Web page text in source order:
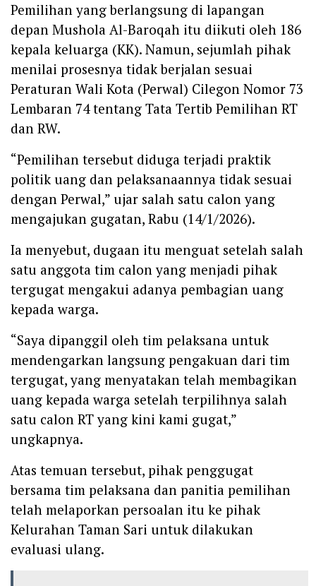
Pemilihan yang berlangsung di lapangan
depan Mushola Al-Baroqah itu diikuti oleh 186
kepala keluarga (KK). Namun, sejumlah pihak
menilai prosesnya tidak berjalan sesuai
Peraturan Wali Kota (Perwal) Cilegon Nomor 73
Lembaran 74 tentang Tata Tertib Pemilihan RT
dan RW.
“Pemilihan tersebut diduga terjadi praktik
politik uang dan pelaksanaannya tidak sesuai
dengan Perwal,” ujar salah satu calon yang
mengajukan gugatan, Rabu (14/1/2026).
Ia menyebut, dugaan itu menguat setelah salah
satu anggota tim calon yang menjadi pihak
tergugat mengakui adanya pembagian uang
kepada warga.
“Saya dipanggil oleh tim pelaksana untuk
mendengarkan langsung pengakuan dari tim
tergugat, yang menyatakan telah membagikan
uang kepada warga setelah terpilihnya salah
satu calon RT yang kini kami gugat,”
ungkapnya.
Atas temuan tersebut, pihak penggugat
bersama tim pelaksana dan panitia pemilihan
telah melaporkan persoalan itu ke pihak
Kelurahan Taman Sari untuk dilakukan
evaluasi ulang.